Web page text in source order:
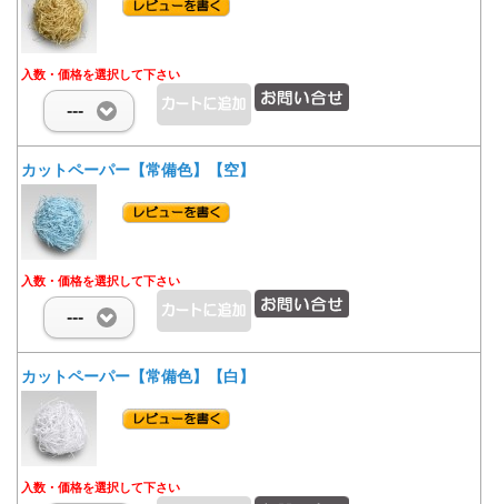
入数・価格を選択して下さい
---
カットペーパー【常備色】【空】
入数・価格を選択して下さい
---
カットペーパー【常備色】【白】
入数・価格を選択して下さい